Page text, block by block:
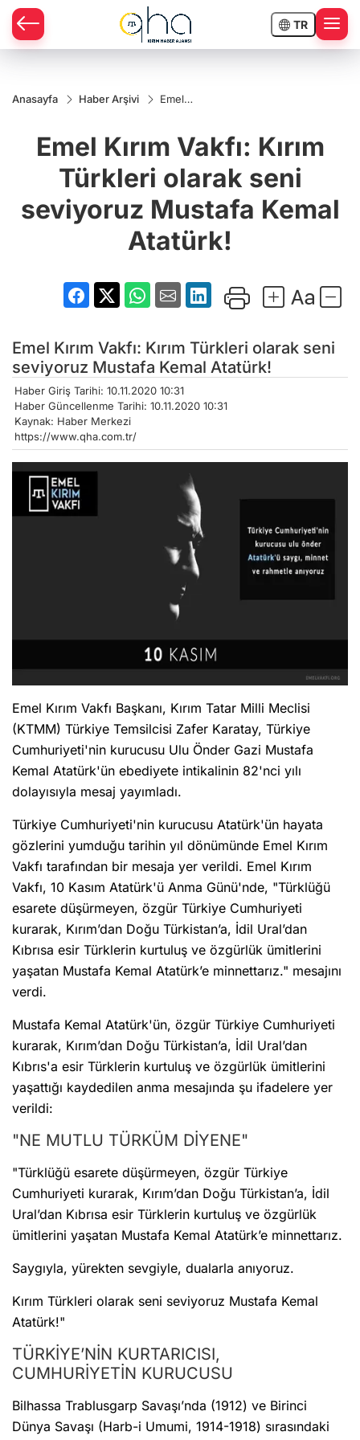
TR
Anasayfa Haber Arşivi
Emel
Kırım
Türkleri
seni
seviyoruz
Mustafa
Kemal
Atatürk!
Emel Kırım Vakfı: Kırım
Türkleri olarak seni
seviyoruz Mustafa Kemal
Atatürk!
Emel Kırım Vakfı: Kırım Türkleri olarak seni
seviyoruz Mustafa Kemal Atatürk!
Haber Giriş Tarihi: 10.11.2020 10:31
Haber Güncellenme Tarihi: 10.11.2020 10:31
Kaynak: Haber Merkezi
https://www.qha.com.tr/
Emel Kırım Vakfı Başkanı, Kırım Tatar Milli Meclisi
(KTMM) Türkiye Temsilcisi Zafer Karatay, Türkiye
Cumhuriyeti'nin kurucusu Ulu Önder Gazi Mustafa
Kemal Atatürk'ün ebediyete intikalinin 82'nci yılı
dolayısıyla mesaj yayımladı.
Türkiye Cumhuriyeti'nin kurucusu Atatürk'ün hayata
gözlerini yumduğu tarihin yıl dönümünde Emel Kırım
Vakfı tarafından bir mesaja yer verildi. Emel Kırım
Vakfı, 10 Kasım Atatürk'ü Anma Günü'nde, "Türklüğü
esarete düşürmeyen, özgür Türkiye Cumhuriyeti
kurarak, Kırım’dan Doğu Türkistan’a, İdil Ural’dan
Kıbrısa esir Türklerin kurtuluş ve özgürlük ümitlerini
yaşatan Mustafa Kemal Atatürk’e minnettarız." mesajını
verdi.
Mustafa Kemal Atatürk'ün, özgür Türkiye Cumhuriyeti
kurarak, Kırım’dan Doğu Türkistan’a, İdil Ural’dan
Kıbrıs'a esir Türklerin kurtuluş ve özgürlük ümitlerini
yaşattığı kaydedilen anma mesajında şu ifadelere yer
verildi:
"NE MUTLU TÜRKÜM DİYENE"
"Türklüğü esarete düşürmeyen, özgür Türkiye
Cumhuriyeti kurarak, Kırım’dan Doğu Türkistan’a, İdil
Ural’dan Kıbrısa esir Türklerin kurtuluş ve özgürlük
ümitlerini yaşatan Mustafa Kemal Atatürk’e minnettarız.
Saygıyla, yürekten sevgiyle, dualarla anıyoruz.
Kırım Türkleri olarak seni seviyoruz Mustafa Kemal
Atatürk!"
TÜRKİYE’NİN KURTARICISI,
CUMHURİYETİN KURUCUSU
Bilhassa Trablusgarp Savaşı’nda (1912) ve Birinci
Dünya Savaşı (Harb-i Umumi, 1914-1918) sırasındaki